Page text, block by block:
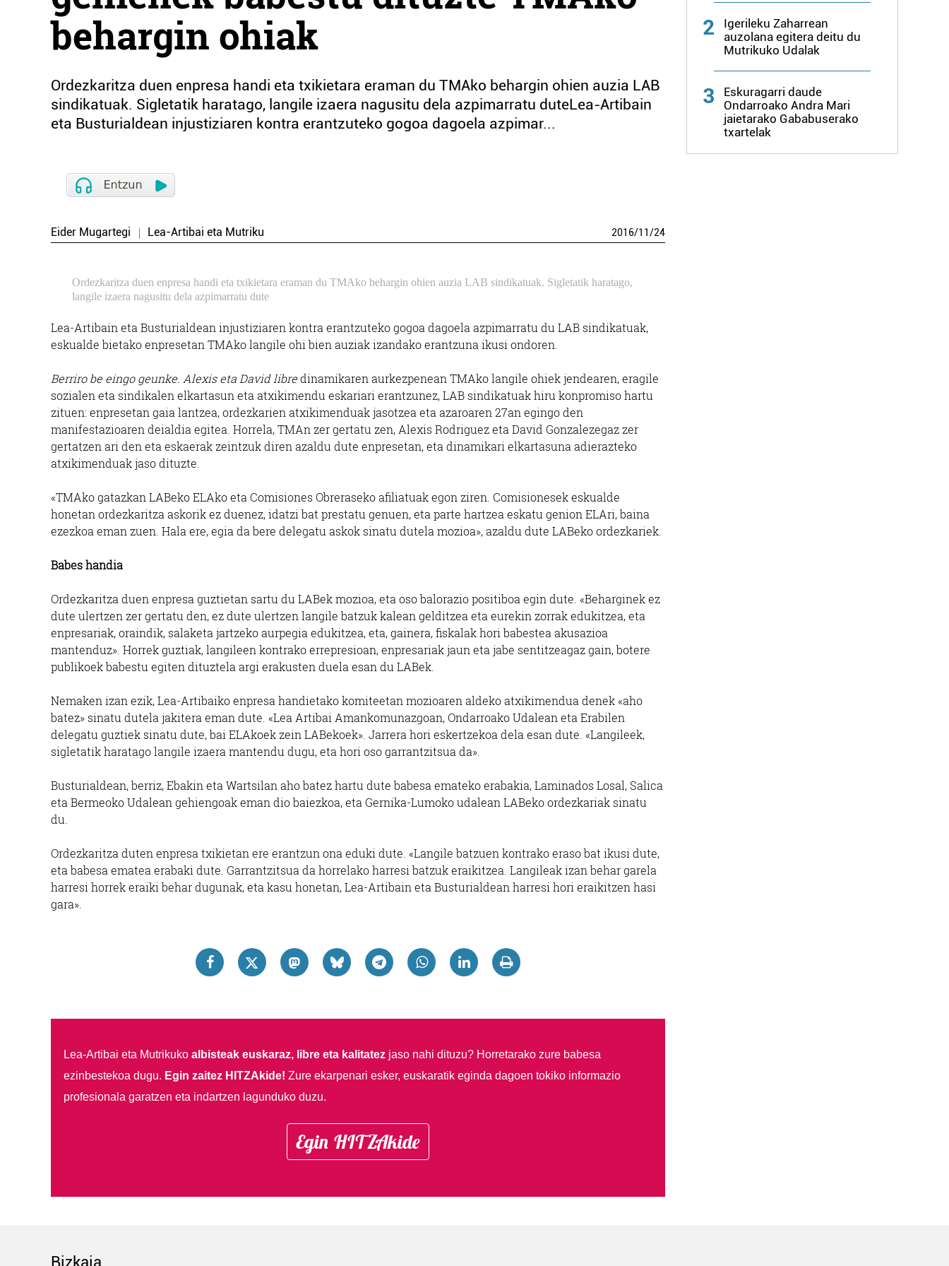
behargin ohiak
Ordezkaritza duen enpresa handi eta txikietara eraman du TMAko behargin ohien auzia LAB
sindikatuak. Sigletatik haratago, langile izaera nagusitu dela azpimarratu duteLea-Artibain
eta Busturialdean injustiziaren kontra erantzuteko gogoa dagoela azpimar...
Eider Mugartegi Lea-Artibai eta Mutriku 2016/11/24
Ordezkaritza duen enpresa handi eta txikietara eraman du TMAko behargin ohien auzia LAB sindikatuak. Sigletatik haratago,
langile izaera nagusitu dela azpimarratu dute
Lea-Artibain eta Busturialdean injustiziaren kontra erantzuteko gogoa dagoela azpimarratu du LAB sindikatuak,
eskualde bietako enpresetan TMAko langile ohi bien auziak izandako erantzuna ikusi ondoren.
Berriro be eingo geunke. Alexis eta David libredinamikaren aurkezpenean TMAko langile ohiek jendearen, eragile
sozialen eta sindikalen elkartasun eta atxikimendu eskariari erantzunez, LAB sindikatuak hiru konpromiso hartu
zituen: enpresetan gaia lantzea, ordezkarien atxikimenduak jasotzea eta azaroaren 27an egingo den
manifestazioaren deialdia egitea. Horrela, TMAn zer gertatu zen, Alexis Rodriguez eta David Gonzalezegaz zer
gertatzen ari den eta eskaerak zeintzuk diren azaldu dute enpresetan, eta dinamikari elkartasuna adierazteko
atxikimenduak jaso dituzte.
«TMAko gatazkan LABeko ELAko eta Comisiones Obreraseko afiliatuak egon ziren. Comisionesek eskualde
honetan ordezkaritza askorik ez duenez, idatzi bat prestatu genuen, eta parte hartzea eskatu genion ELAri, baina
ezezkoa eman zuen. Hala ere, egia da bere delegatu askok sinatu dutela mozioa», azaldu dute LABeko ordezkariek.
Babes handia
Ordezkaritza duen enpresa guztietan sartu du LABek mozioa, eta oso balorazio positiboa egin dute. «Beharginek ez
dute ulertzen zer gertatu den, ez dute ulertzen langile batzuk kalean gelditzea eta eurekin zorrak edukitzea, eta
enpresariak, oraindik, salaketa jartzeko aurpegia edukitzea, eta, gainera, fiskalak hori babestea akusazioa
mantenduz». Horrek guztiak, langileen kontrako errepresioan, enpresariak jaun eta jabe sentitzeagaz gain, botere
publikoek babestu egiten dituztela argi erakusten duela esan du LABek.
Nemaken izan ezik, Lea-Artibaiko enpresa handietako komiteetan mozioaren aldeko atxikimendua denek «aho
batez» sinatu dutela jakitera eman dute. «Lea Artibai Amankomunazgoan, Ondarroako Udalean eta Erabilen
delegatu guztiek sinatu dute, bai ELAkoek zein LABekoek». Jarrera hori eskertzekoa dela esan dute. «Langileek,
sigletatik haratago langile izaera mantendu dugu, eta hori oso garrantzitsua da».
Busturialdean, berriz, Ebakin eta Wartsilan aho batez hartu dute babesa emateko erabakia, Laminados Losal, Salica
eta Bermeoko Udalean gehiengoak eman dio baiezkoa, eta Gernika-Lumoko udalean LABeko ordezkariak sinatu
du.
Ordezkaritza duten enpresa txikietan ere erantzun ona eduki dute. «Langile batzuen kontrako eraso bat ikusi dute,
eta babesa ematea erabaki dute. Garrantzitsua da horrelako harresi batzuk eraikitzea. Langileak izan behar garela
harresi horrek eraiki behar dugunak, eta kasu honetan, Lea-Artibain eta Busturialdean harresi hori eraikitzen hasi
gara».
Lea-Artibai eta Mutrikuko albisteak euskaraz, libre eta kalitatezjaso nahi dituzu? Horretarako zure babesa
ezinbestekoa dugu. Egin zaitez HITZAkide! Zure ekarpenari esker, euskaratik eginda dagoen tokiko informazio
profesionala garatzen eta indartzen lagunduko duzu.
Egin HITZAkide
2
Igerileku Zaharrean
auzolana egitera deitu du
Mutrikuko Udalak
3
Eskuragarri daude
Ondarroako Andra Mari
jaietarako Gababuserako
txartelak
Bizkaia